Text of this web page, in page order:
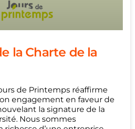
la Charte de la
de Printemps réaffirme
engagement en faveur de
la signature de la
Nous sommes